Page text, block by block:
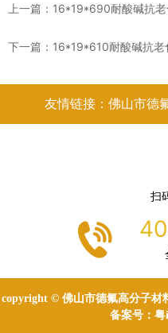
上一篇： 16*19*690耐酸碱抗老
下一篇： 16*19*610耐酸碱抗老
友情链接：佛山市德
扫
copyright © 佛山市德氟高分子材
备案号： 粤